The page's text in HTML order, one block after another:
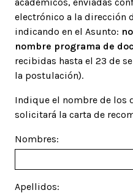
electrónico a la dirección
indicando en el Asunto:
nombre programa de
recibidas hasta el 23 de
la postulación).
Indique el nombre de los
solicitará la carta de
Nombres:
Apellidos: